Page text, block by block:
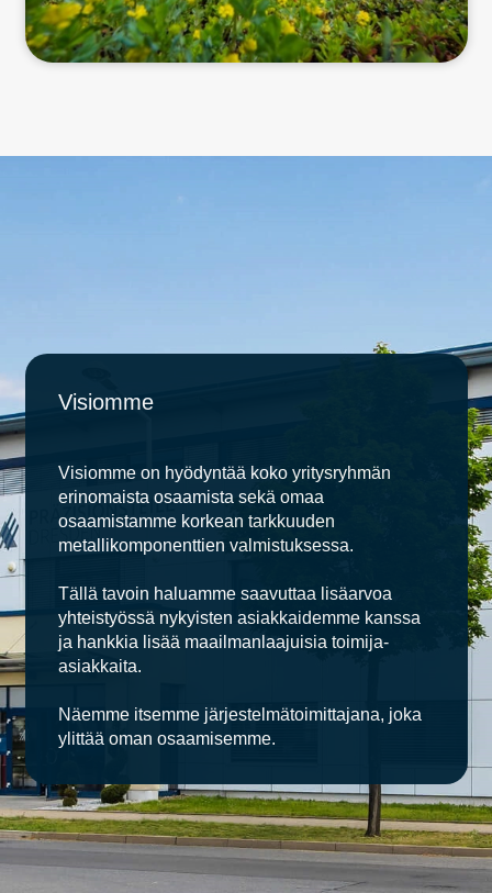
Visiomme
Visiomme on hyödyntää koko yritysryhmän
erinomaista osaamista sekä omaa
osaamistamme korkean tarkkuuden
metallikomponenttien valmistuksessa.
Tällä tavoin haluamme saavuttaa lisäarvoa
yhteistyössä nykyisten asiakkaidemme kanssa
ja hankkia lisää maailmanlaajuisia toimija-
asiakkaita.
Näemme itsemme järjestelmätoimittajana, joka
ylittää oman osaamisemme.